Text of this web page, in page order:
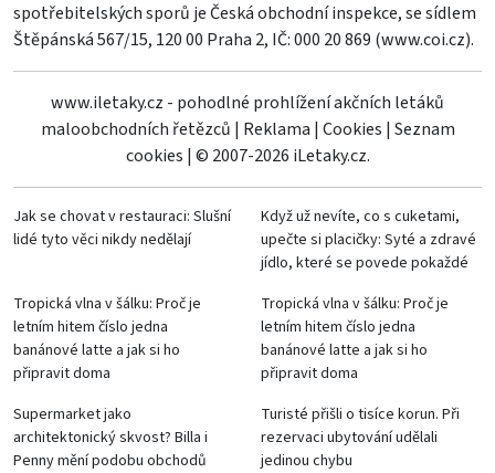
spotřebitelských sporů je Česká obchodní inspekce, se sídlem
Štěpánská 567/15, 120 00 Praha 2, IČ: 000 20 869 (www.coi.cz).
www.iletaky.cz - pohodlné prohlížení akčních letáků
maloobchodních řetězců | Reklama | Cookies | Seznam
cookies | © 2007-2026 iLetaky.cz.
Jak se chovat v restauraci: Slušní
lidé tyto věci nikdy nedělají
Když už nevíte, co s cuketami,
upečte si placičky: Syté a zdravé
jídlo, které se povede pokaždé
Tropická vlna v šálku: Proč je
letním hitem číslo jedna
banánové latte a jak si ho
připravit doma
Tropická vlna v šálku: Proč je
letním hitem číslo jedna
banánové latte a jak si ho
připravit doma
Supermarket jako
architektonický skvost? Billa i
Penny mění podobu obchodů
Turisté přišli o tisíce korun. Při
rezervaci ubytování udělali
jedinou chybu